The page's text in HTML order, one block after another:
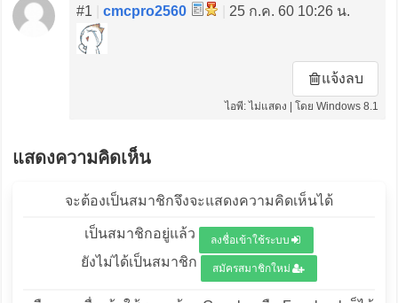
#1 cmcpro2560 25 ก.ค. 60 10:26 น.
แจ้งลบ
ไอพี: ไม่แสดง | โดย Windows 8.1
แสดงความคิดเห็น
จะต้องเป็นสมาชิกจึงจะแสดงความคิดเห็นได้
เป็นสมาชิกอยู่แล้ว ลงชื่อเข้าใช้ระบบ
ยังไม่ได้เป็นสมาชิก สมัครสมาชิกใหม่